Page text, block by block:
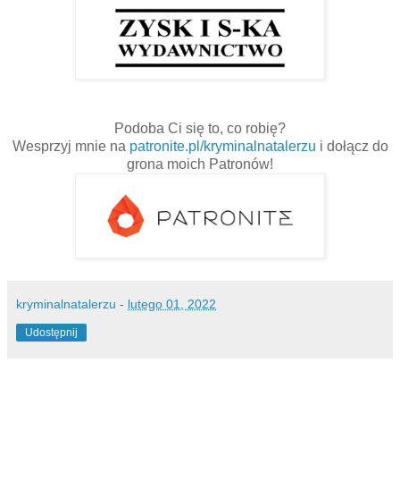
Podoba Ci się to, co robię?
Wesprzyj mnie na patronite.pl/kryminalnatalerzu i dołącz do
grona moich Patronów!
kryminalnatalerzu - lutego 01, 2022
Udostępnij